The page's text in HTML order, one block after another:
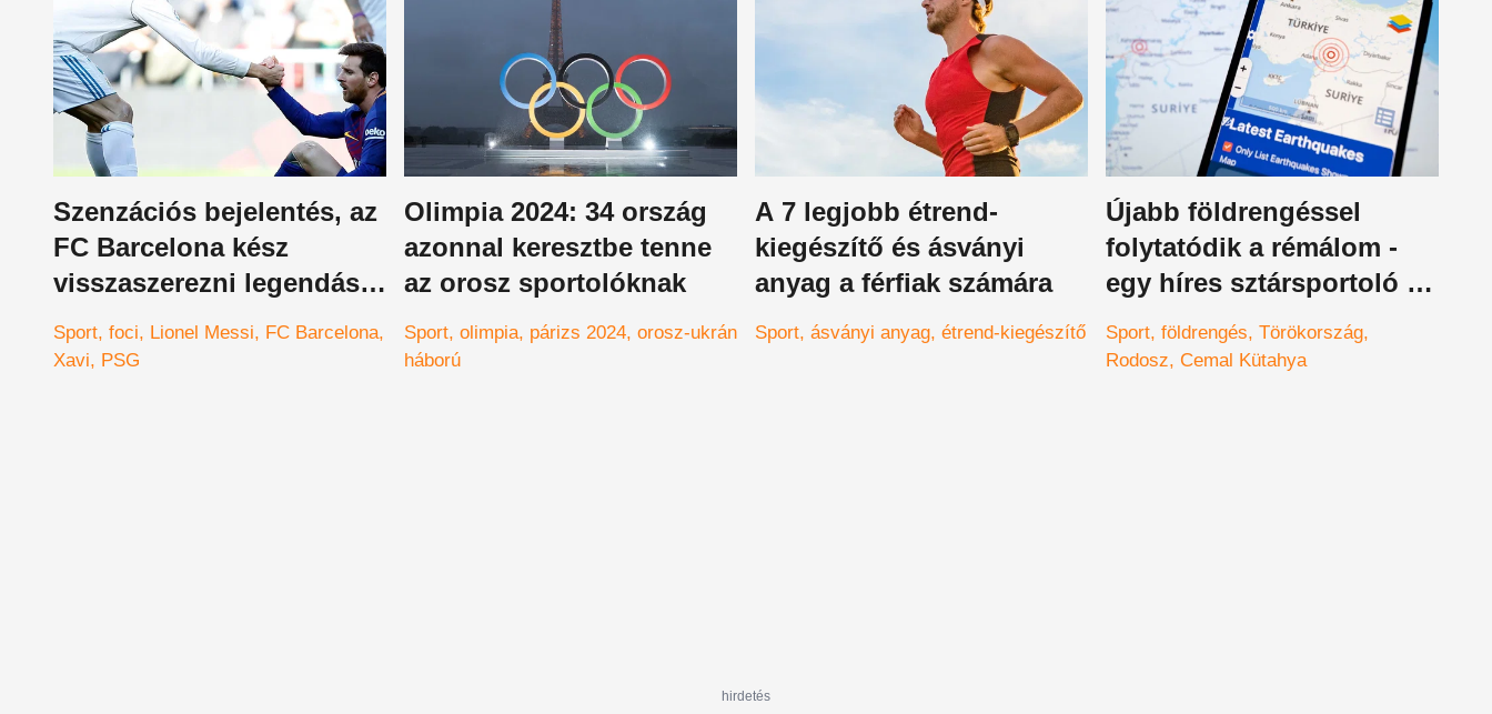
Szenzációs bejelentés, az
FC Barcelona kész
visszaszerezni legendás
játékosát
Sport foci Lionel Messi
FC Barcelona
Xavi
PSG
Olimpia 2024: 34 ország
azonnal keresztbe tenne
az orosz sportolóknak
Sport olimpia párizs 2024 orosz-ukrán
háború
A 7 legjobb étrend-
kiegészítő és ásványi
anyag a férfiak számára
Sport ásványi anyag étrend-kiegészítő
Újabb földrengéssel
folytatódik a rémálom -
egy híres sztársportoló is
odaveszett
Sport földrengés Törökország
Rodosz Cemal Kütahya
hirdetés